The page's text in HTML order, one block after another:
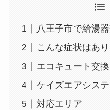
八王子市で給湯
こんな症状はあ
エコキュート交
ケイズエアシス
対応エリア